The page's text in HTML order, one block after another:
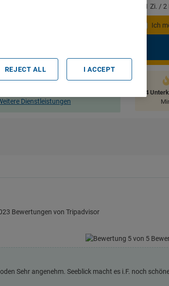
Dienstleistungen
1 Zi. / 2
Ich
4
Bewertungen von Tripadvisor
Sehr angenehm. Seeblick macht es i.F. noch
REJECT ALL I ACCEPT